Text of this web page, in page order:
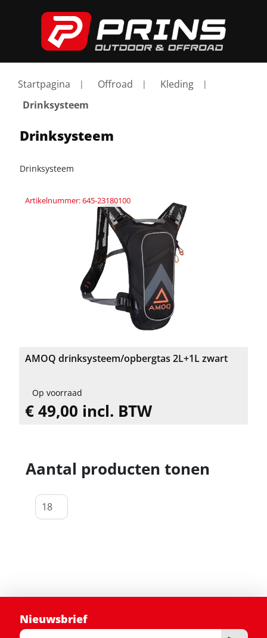
Startpagina Offroad
Kleding
Drinksysteem
Drinksysteem
Drinksysteem
Artikelnummer: 645-23180100
AMOQ drinksysteem/opbergtas 2L+1L zwart
Op voorraad
€ 49,00 incl. BTW
Aantal producten tonen
Nieuwsbrief